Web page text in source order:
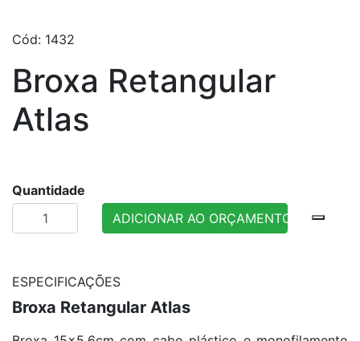
Cód: 1432
Broxa Retangular
Atlas
Quantidade
ADICIONAR AO ORÇAMENTO
ESPECIFICAÇÕES
Broxa Retangular Atlas